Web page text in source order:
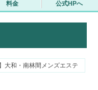
料金 公式HPへ